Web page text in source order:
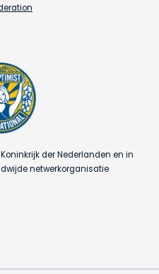
der Nederlanden en in
netwerkorganisatie